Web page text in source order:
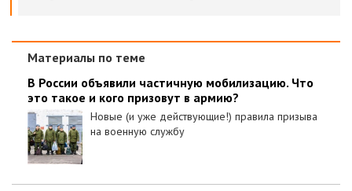
Материалы по теме
В России объявили частичную мобилизацию. Что
это такое и кого призовут в армию?
Новые (и уже действующие!) правила призыва
на военную службу